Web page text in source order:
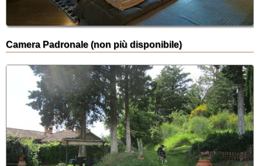
Camera Padronale (non più disponibile)